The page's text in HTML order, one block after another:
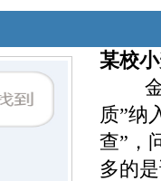
某校
质”纳
查”，
多的